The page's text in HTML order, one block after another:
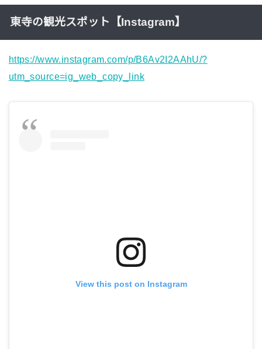
東寺の観光スポット【Instagram】
https://www.instagram.com/p/B6Av2I2AAhU/?
utm_source=ig_web_copy_link
View this post on Instagram